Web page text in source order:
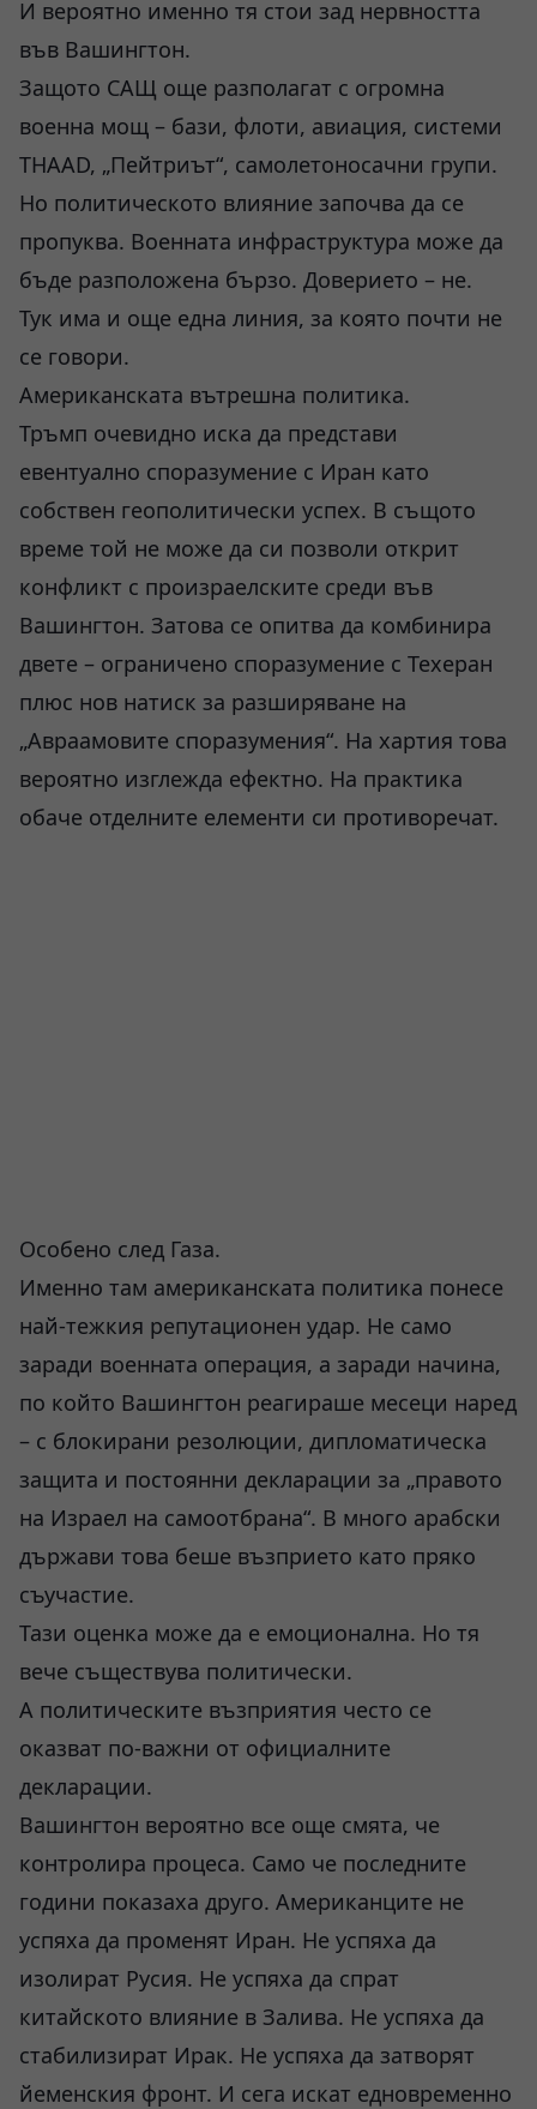
И вероятно именно тя стои зад нервността
във Вашингтон.
Защото САЩ още разполагат с огромна
военна мощ – бази, флоти, авиация, системи
THAAD, „Пейтриът“, самолетоносачни групи.
Но политическото влияние започва да се
пропуква. Военната инфраструктура може да
бъде разположена бързо. Доверието – не.
Тук има и още една линия, за която почти не
се говори.
Американската вътрешна политика.
Тръмп очевидно иска да представи
евентуално споразумение с Иран като
собствен геополитически успех. В същото
време той не може да си позволи открит
конфликт с произраелските среди във
Вашингтон. Затова се опитва да комбинира
двете – ограничено споразумение с Техеран
плюс нов натиск за разширяване на
„Авраамовите споразумения“. На хартия това
вероятно изглежда ефектно. На практика
обаче отделните елементи си противоречат.
Особено след Газа.
Именно там американската политика понесе
най-тежкия репутационен удар. Не само
заради военната операция, а заради начина,
по който Вашингтон реагираше месеци наред
– с блокирани резолюции, дипломатическа
защита и постоянни декларации за „правото
на Израел на самоотбрана“. В много арабски
държави това беше възприето като пряко
съучастие.
Тази оценка може да е емоционална. Но тя
вече съществува политически.
А политическите възприятия често се
оказват по-важни от официалните
декларации.
Вашингтон вероятно все още смята, че
контролира процеса. Само че последните
години показаха друго. Американците не
успяха да променят Иран. Не успяха да
изолират Русия. Не успяха да спрат
китайското влияние в Залива. Не успяха да
стабилизират Ирак. Не успяха да затворят
йеменския фронт. И сега искат едновременно